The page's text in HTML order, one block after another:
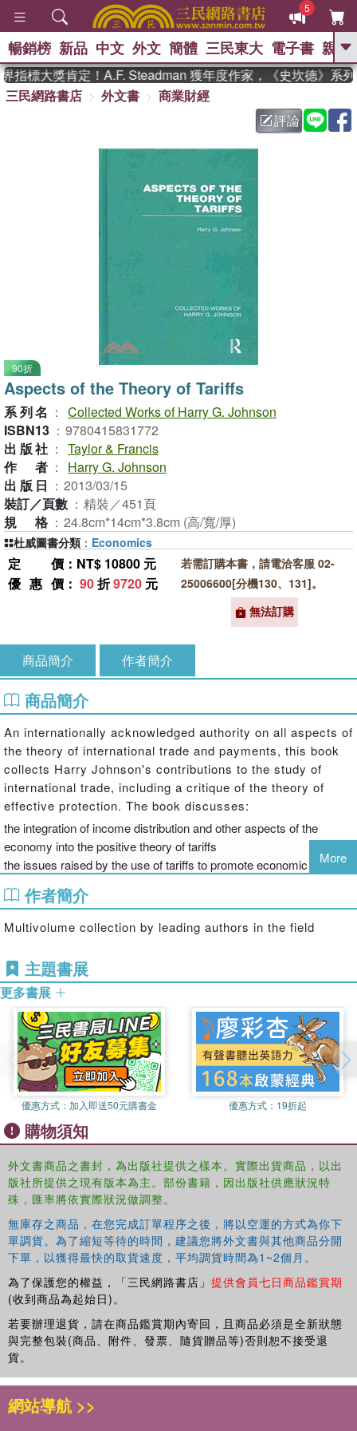
5
GO
熱搜： 東野圭吾
父親節 、 如果歷
暑期推薦 、 國際布克
獎 臺灣漫遊錄 、 方念華
數學女孩：黎曼猜想
偉大的迷走神經
暢銷榜 新品 中文 外文 簡體 三民東大 電子書 親子
指標大獎肯定！A.F. Steadman 獲年度作家，《史坎德》系列
三民網路書店
外文書
商業財經
評論
90折
Aspects of the Theory of Tariffs
系列名 ： Collected Works of Harry G. Johnson
ISBN13 ： 9780415831772
出版社 ： Taylor & Francis
作者 ：
Harry G. Johnson
出版日 ： 2013/03/15
裝訂／頁數 ： 精裝／451頁
規格 ： 24.8cm*14cm*3.8cm (高/寬/厚)
定價 ：NT$ 10800 元
優惠價 ： 90折9720 元
若需訂購本書，請電洽客服 02-
25006600[分機130、131]。
無法訂購
杜威圖書分類 ： Economics
商品簡介 作者簡介
商品簡介
An internationally acknowledged authority on all aspects of
the theory of international trade and payments, this book
collects Harry Johnson's contributions to the study of
international trade, including a critique of the theory of
effective protection. The book discusses:
the integration of income distribution and other aspects of the
economy into the positive theory of tariffs
the issues raised by the use of tariffs to promote economic
the implications of distortions of various kinds in the working of
competition for tariff theory and policy
the costs of protection
development and the economic effects of trade preferences
the question of free trade and the extent to which it requires the
harmonization other aspects of economic policy.
More
作者簡介
Multivolume collection by leading authors in the field
主題書展
更多書展
優惠方式： 加入即送50元購書金 優惠方式： 19折起
購物須知
外文書商品之書封，為出版社提供之樣本。實際出貨商品，以出
版社所提供之現有版本為主。部份書籍，因出版社供應狀況特
殊，匯率將依實際狀況做調整。
無庫存之商品，在您完成訂單程序之後，將以空運的方式為你下
單調貨。為了縮短等待的時間，建議您將外文書與其他商品分開
下單，以獲得最快的取貨速度，平均調貨時間為1~2個月。
為了保護您的權益，「三民網路書店」 提供會員七日商品鑑賞期
(收到商品為起始日)。
若要辦理退貨，請在商品鑑賞期內寄回，且商品必須是全新狀態
與完整包裝(商品、附件、發票、隨貨贈品等)否則恕不接受退
貨。
網站導航 >>